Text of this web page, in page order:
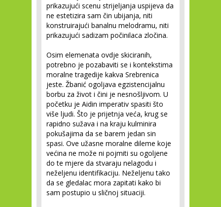
prikazujući scenu strijeljanja uspijeva da
ne estetizira sam čin ubijanja, niti
konstruirajući banalnu melodramu, niti
prikazujući sadizam počinilaca zločina.
Osim elemenata ovdje skiciranih,
potrebno je pozabaviti se i kontekstima
moralne tragedije kakva Srebrenica
jeste. Žbanić ogoljava egzistencijalnu
borbu za život i čini je nesnošljivom. U
početku je Aidin imperativ spasiti što
više ljudi. Što je prijetnja veća, krug se
rapidno sužava i na kraju kulminira
pokušajima da se barem jedan sin
spasi. Ove užasne moralne dileme koje
većina ne može ni pojmiti su ogoljene
do te mjere da stvaraju nelagodu i
neželjenu identifikaciju. Neželjenu tako
da se gledalac mora zapitati kako bi
sam postupio u sličnoj situaciji.